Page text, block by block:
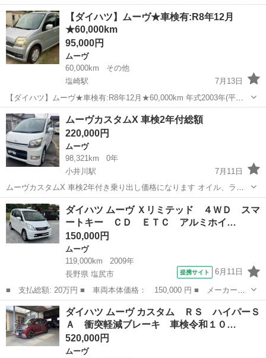
名： ダイハツ ■ 車種名： ムーヴ ■ グレード名： ＶＳ 車検
Ｒ９．８／エアコン／キーレスエントリー／パワーステアリング／パ
ワーウィンドウ...
山梨 甲府市 ムーヴ
【ダイハツ】ムーヴ★車検有:R8年12月
★60,000km
95,000円
ムーヴ
60,000km
その他
塩崎駅
7月13日
【ダイハツ】ムーヴ★車検有:R8年12月★60,000km 年式2003年(平成
15年)10月 AT A/C ガソリン パワーステアリング パワーウィンドウ 走
行距離 60,000 km 車台番号 L150S-****...
山梨 南アルプス市 塩崎駅 ムーヴ 走行距離
ムーヴカスタムX 車検2年付総額
220,000円
ムーヴ
98,321km
0年
小井川駅
7月11日
ムーヴカスタムX 車検2年付き乗り出し価格になります オイル、ラジ
エター新品交換 その他整備して納車します 以下定型文 当店では、走
行距離や年式だけに頼らず、実際に状態の良い車両を一台一台丁寧に
チェックし、厳...
山梨 甲府市 小井川駅 ムーヴ ムーヴカスタム
ダイハツ ムーヴ Ｘリミテッド ４ＷＤ スマ
ートキー ＣＤ ＥＴＣ アルミホイ…
150,000円
ムーヴ
119,000km
2009年
長野県 塩尻市
提携サイト 6月11日
■ 支払総額: 20万円 ■ 車両本体価格： 150,000 円 ■ メーカー
名： ダイハツ ■ 車種名： ムーヴ ■ グレード名： Ｘリミテッ
ド ４ＷＤ スマートキー ＣＤ ＥＴＣ アルミホイール ＣＶＴ
■ 排気量： ...
長野 塩尻市 ムーヴ
ダイハツ ムーヴ カスタム ＲＳ ハイパーＳ
Ａ 衝突軽減ブレーキ 車検令和１０…
520,000円
ムーヴ